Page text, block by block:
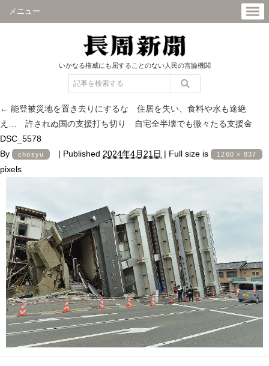
メニュー
いかなる権威にも屈することのない人民の言論機関
← 能登被災地を置き去りにするな 住居を失い、食料や水も途絶
え… 許されぬ国の支援打ち切り 自宅全半壊でも微々たる支援金
DSC_5578
By
chosyu | Published 2024年4月21日 | Full size is 1260 × 837
pixels